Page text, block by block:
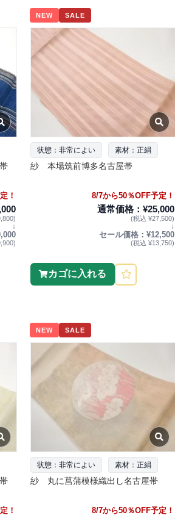
！
↓
NEW SALE
状態：非常によい 素材：正絹
紗 本場筑前博多名古屋帯
8/7から50％OFF予定！
通常価格：¥25,000
(税込 ¥27,500)
↓
セール価格：¥12,500
(税込 ¥13,750)
カゴに入れる
！
NEW SALE
状態：非常によい 素材：正絹
紗 丸に菖蒲模様織出し名古屋帯
8/7から50％OFF予定！